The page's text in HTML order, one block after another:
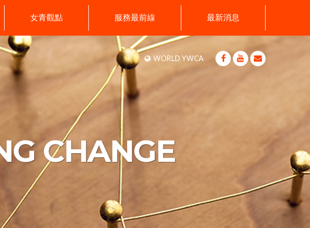
女青觀點 服務最前線 最新消息
WORLD YWCA
CHANGE